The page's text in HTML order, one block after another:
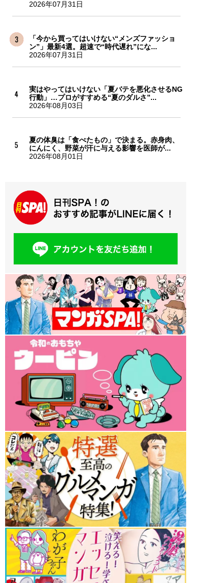
2026年07月31日
「今から買ってはいけない“メンズファッショ
ン”」最新4選。超速で“時代遅れ”にな...
2026年07月31日
実はやってはいけない「夏バテを悪化させるNG
行動」…プロがすすめる“夏のダルさ”...
2026年08月03日
夏の体臭は「食べたもの」で決まる。赤身肉、
にんにく、野菜が汗に与える影響を医師が...
2026年08月01日